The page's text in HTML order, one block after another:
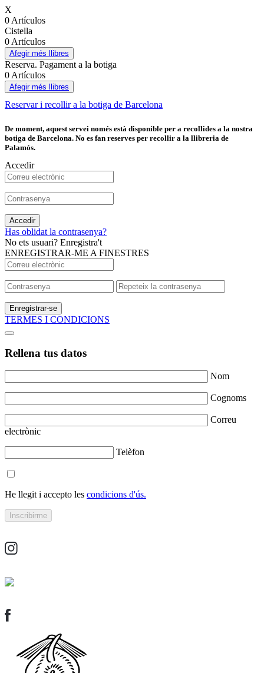
X
0 Artículos
Cistella
0 Artículos
Afegir més llibres
Reserva. Pagament a la botiga
0 Artículos
Afegir més llibres
Reservar i recollir a la botiga de Barcelona
De moment, aquest servei només està disponible per a recollides a la nostra
botiga de Barcelona. No es fan reserves per recollir a la llibreria de
Palamós.
Accedir
Accedir
Has oblidat la contrasenya?
No ets usuari? Enregistra't
ENREGISTRAR-ME A FINESTRES
Enregistrar-se
TERMES I CONDICIONS
Rellena tus datos
Nom
Cognoms
Correu
electrònic
Telèfon
He llegit i accepto les condicions d'ús.